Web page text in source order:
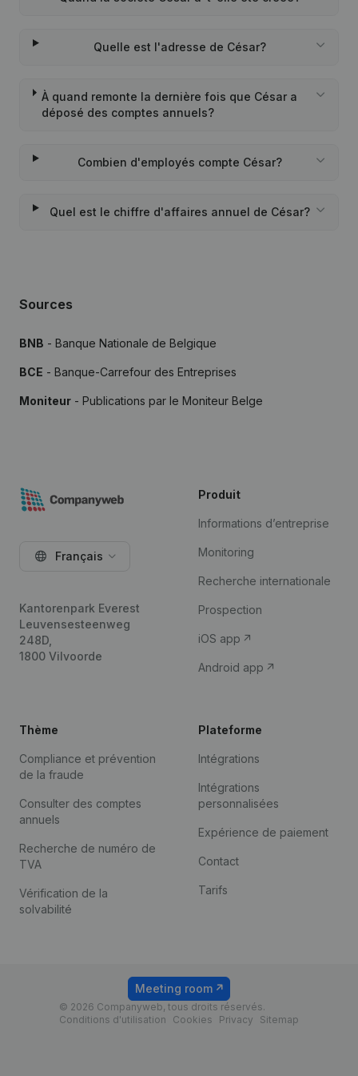
Quelle est l'adresse de César?
À quand remonte la dernière fois que César a
déposé des comptes annuels?
Combien d'employés compte César?
Quel est le chiffre d'affaires annuel de César?
Sources
BNB - Banque Nationale de Belgique
BCE - Banque-Carrefour des Entreprises
Moniteur - Publications par le Moniteur Belge
Français
Kantorenpark Everest
Leuvensesteenweg
248D,
1800 Vilvoorde
Produit
Informations d’entreprise
Monitoring
Recherche internationale
Prospection
iOS app
Android app
Thème
Compliance et prévention
de la fraude
Consulter des comptes
annuels
Recherche de numéro de
TVA
Vérification de la
solvabilité
Plateforme
Intégrations
Intégrations
personnalisées
Expérience de paiement
Contact
Tarifs
© 2026 Companyweb, tous droits réservés.
Conditions d'utilisation
Cookies Privacy Sitemap
Meeting room